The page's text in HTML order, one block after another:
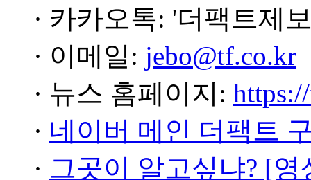
· 카카오톡: '더팩트제
· 이메일: jebo@tf.co.kr
· 뉴스 홈페이지:
· 네이버 메인 더팩트
· 그곳이 알고싶냐? [